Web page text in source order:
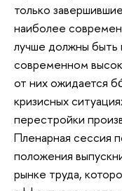
только
наиболее
лучше должны быть
современном
от них ожидается
кризисных
перестройки
Пленарная сессия
положения
рынке труда,